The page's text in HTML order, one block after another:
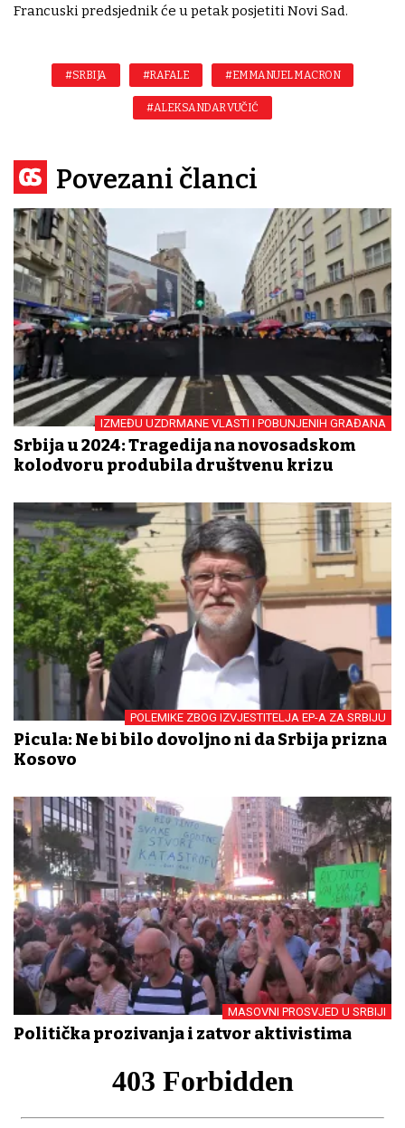
Francuski predsjednik će u petak posjetiti Novi Sad.
#SRBIJA #RAFALE #EMMANUEL MACRON
#ALEKSANDAR VUČIĆ
Povezani članci
IZMEĐU UZDRMANE VLASTI I POBUNJENIH GRAĐANA
Srbija u 2024: Tragedija na novosadskom
kolodvoru produbila društvenu krizu
POLEMIKE ZBOG IZVJESTITELJA EP-A ZA SRBIJU
Picula: Ne bi bilo dovoljno ni da Srbija prizna
Kosovo
MASOVNI PROSVJED U SRBIJI
Politička prozivanja i zatvor aktivistima